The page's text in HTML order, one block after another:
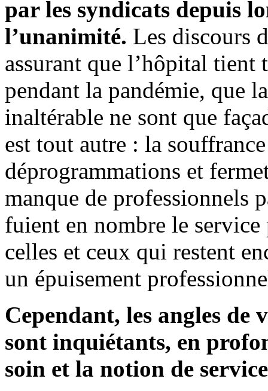
par les syndicats depuis
l’unanimité. Les discours
assurant que l’hôpital
pendant la pandémie, que
inaltérable ne sont que
est tout autre : la
déprogrammations et
manque de professionnels
fuient en nombre le
celles et ceux qui restent
un épuisement
Cependant, les angles
sont inquiétants, en
soin et la notion de